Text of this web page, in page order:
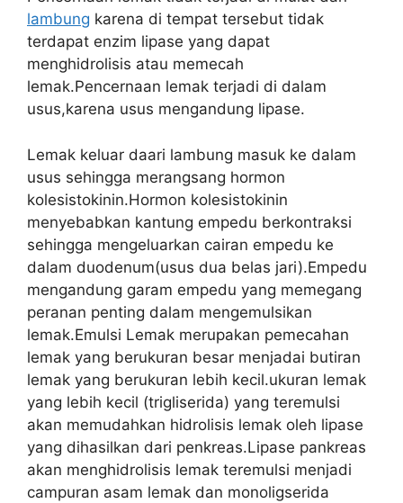
lambung karena di tempat tersebut tidak
terdapat enzim lipase yang dapat
menghidrolisis atau memecah
lemak.Pencernaan lemak terjadi di dalam
usus,karena usus mengandung lipase.
Lemak keluar daari lambung masuk ke dalam
usus sehingga merangsang hormon
kolesistokinin.Hormon kolesistokinin
menyebabkan kantung empedu berkontraksi
sehingga mengeluarkan cairan empedu ke
dalam duodenum(usus dua belas jari).Empedu
mengandung garam empedu yang memegang
peranan penting dalam mengemulsikan
lemak.Emulsi Lemak merupakan pemecahan
lemak yang berukuran besar menjadai butiran
lemak yang berukuran lebih kecil.ukuran lemak
yang lebih kecil (trigliserida) yang teremulsi
akan memudahkan hidrolisis lemak oleh lipase
yang dihasilkan dari penkreas.Lipase pankreas
akan menghidrolisis lemak teremulsi menjadi
campuran asam lemak dan monoligserida